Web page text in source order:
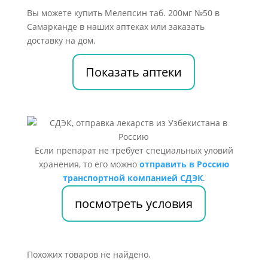
Вы можете купить Мелепсин таб. 200мг №50 в
Самарканде в наших аптеках или заказать
доставку на дом.
Показать аптеки
Если препарат не требует специальных уловий
хранения, то его можно отправить в Россию
транспортной компанией СДЭК.
посмотреть условия
Похожих товаров не найдено.